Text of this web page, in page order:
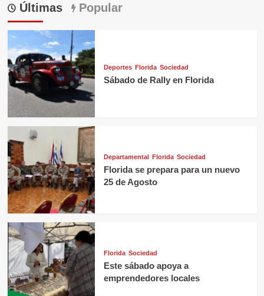
Últimas Popular
Deportes Florida Sociedad
Sábado de Rally en Florida
Departamental Florida Sociedad
Florida se prepara para un nuevo
25 de Agosto
Florida Sociedad
Este sábado apoya a
emprendedores locales